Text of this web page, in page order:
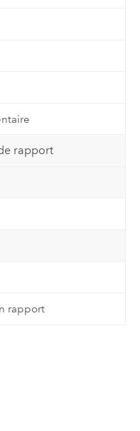
rapport
rapport